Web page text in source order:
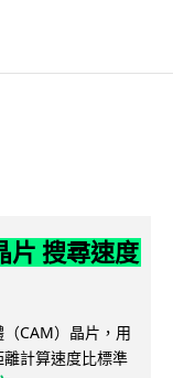
片 搜尋速度
CAM）晶片，用
計算速度比標準